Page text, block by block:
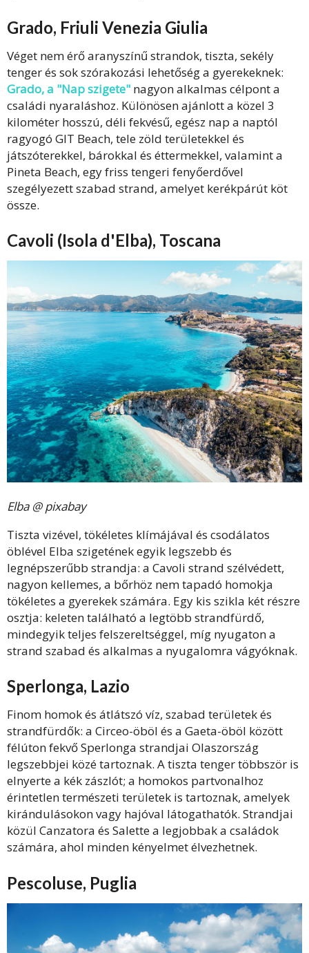
Grado, Friuli Venezia Giulia
Véget nem érő aranyszínű strandok, tiszta, sekély
tenger és sok szórakozási lehetőség a gyerekeknek:
Grado, a "Nap szigete" nagyon alkalmas célpont a
családi nyaraláshoz. Különösen ajánlott a közel 3
kilométer hosszú, déli fekvésű, egész nap a naptól
ragyogó GIT Beach, tele zöld területekkel és
játszóterekkel, bárokkal és éttermekkel, valamint a
Pineta Beach, egy friss tengeri fenyőerdővel
szegélyezett szabad strand, amelyet kerékpárút köt
össze.
Cavoli (Isola d'Elba), Toscana
Elba @ pixabay
Tiszta vizével, tökéletes klímájával és csodálatos
öblével Elba szigetének egyik legszebb és
legnépszerűbb strandja: a Cavoli strand szélvédett,
nagyon kellemes, a bőrhöz nem tapadó homokja
tökéletes a gyerekek számára. Egy kis szikla két részre
osztja: keleten található a legtöbb strandfürdő,
mindegyik teljes felszereltséggel, míg nyugaton a
strand szabad és alkalmas a nyugalomra vágyóknak.
Sperlonga, Lazio
Finom homok és átlátszó víz, szabad területek és
strandfürdők: a Circeo-öböl és a Gaeta-öböl között
félúton fekvő Sperlonga strandjai Olaszország
legszebbjei közé tartoznak. A tiszta tenger többször is
elnyerte a kék zászlót; a homokos partvonalhoz
érintetlen természeti területek is tartoznak, amelyek
kirándulásokon vagy hajóval látogathatók. Strandjai
közül Canzatora és Salette a legjobbak a családok
számára, ahol minden kényelmet élvezhetnek.
Pescoluse, Puglia